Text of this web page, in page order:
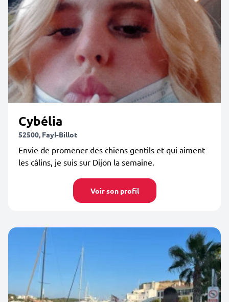
Cybélia
52500, Fayl-Billot
Envie de promener des chiens gentils et qui aiment
les câlins, je suis sur Dijon la semaine.
Voir son profil